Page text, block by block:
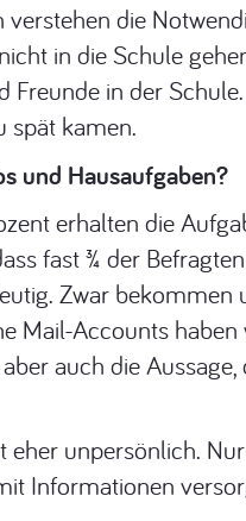
die
in die Schule
in der
spät kamen.
und Hausaufgaben?
erhalten die
fast ¾ der
Zwar
Mail-Accounts
auch die
unpersönlich.
Informationen